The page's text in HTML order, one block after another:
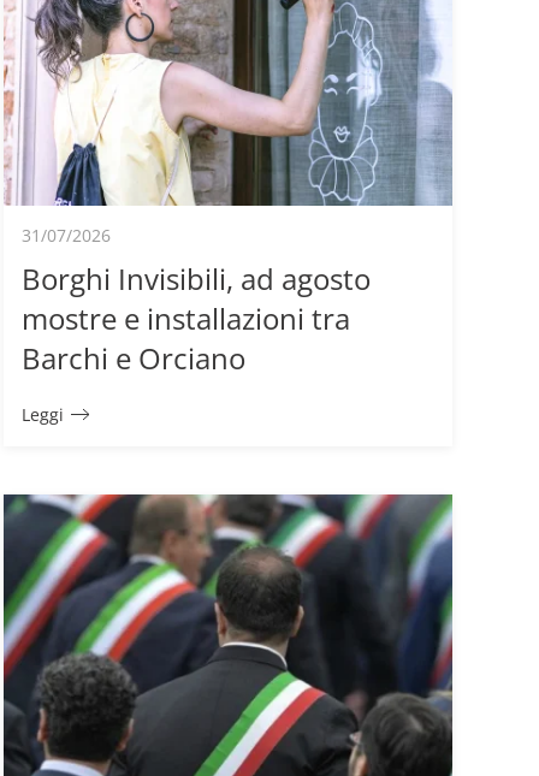
31/07/2026
Borghi Invisibili, ad agosto
mostre e installazioni tra
Barchi e Orciano
Leggi